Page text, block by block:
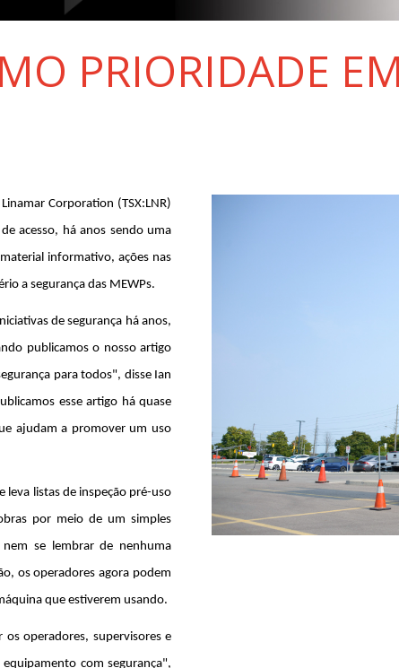
PRIORIDADE
Corporation (TSX:LNR)
acesso, há anos sendo uma
informativo, ações nas
a segurança das MEWPs.
de segurança há anos,
publicamos o nosso artigo
para todos", disse Ian
esse artigo há quase
ajudam a promover um uso
leva listas de inspeção pré-uso
por meio de um simples
se lembrar de nenhuma
os operadores agora podem
que estiverem usando.
operadores, supervisores e
com segurança",